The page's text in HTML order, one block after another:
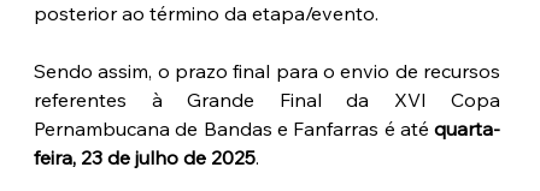
posterior ao término da etapa/evento.
Sendo assim, o prazo final para o envio de recursos
referentes à Grande Final da XVI Copa
Pernambucana de Bandas e Fanfarras é até quarta-
feira, 23 de julho de 2025.